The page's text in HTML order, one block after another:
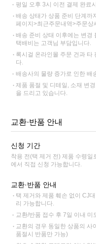
평일 오후 3시 이전 결제 완료
배송 상태가 상품 준비 단계까
페이지>최근주문내역>주문상
배송 준비 상태 이후에는 변경
택배비는 고객님 부담입니다.
록시걸 온라인몰 주문 건과 타
다.
배송사의 물량 증가로 인한 배
제품 품절 및 디테일, 소재 변
을 드리고 있습니다.
교환·반품 안내
신청 기간
착용 전(택 제거 전) 제품 수령일
에서 직접 신청 가능합니다.
교환·반품 안내
택 제거와 제품 훼손 없이 CJ
리 가능합니다.
교환/반품 접수 후 7일 이내 미
교환의 경우 동일한 상품의 사
품절시 반품만 가능)